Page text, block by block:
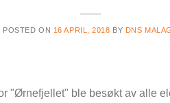
POSTED ON 16 APRIL, 2018 BY DNS
"Ørnefjellet" ble besøkt av alle